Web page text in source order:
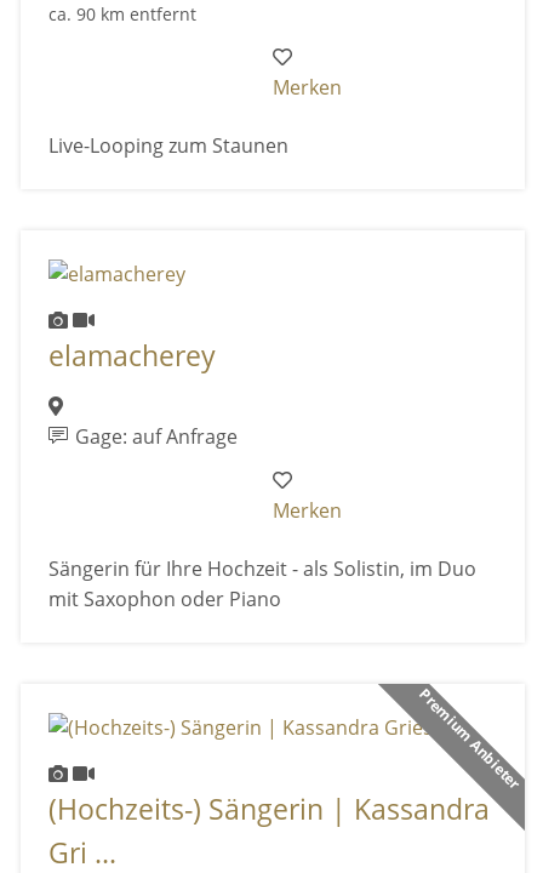
ca. 90 km entfernt
Merken
Live-Looping zum Staunen
elamacherey
Gage: auf Anfrage
Merken
Sängerin für Ihre Hochzeit - als Solistin, im Duo
mit Saxophon oder Piano
Premium Anbieter
(Hochzeits-) Sängerin | Kassandra
Gri ...